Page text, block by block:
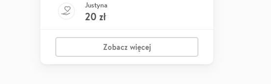
Justyna
20 zł
Zobacz więcej